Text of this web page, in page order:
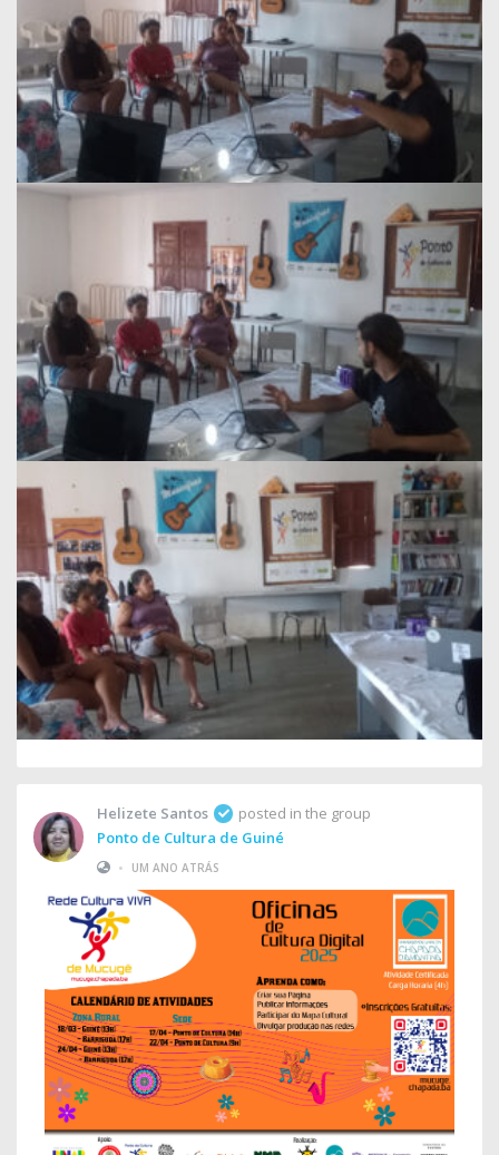
Helizete Santos
posted in the group
Ponto de Cultura de Guiné
•
UM ANO ATRÁS